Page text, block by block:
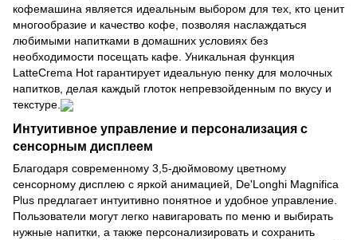
кофемашина является идеальным выбором для тех, кто ценит
многообразие и качество кофе, позволяя наслаждаться
любимыми напитками в домашних условиях без
необходимости посещать кафе. Уникальная функция
LatteCrema Hot гарантирует идеальную пенку для молочных
напитков, делая каждый глоток непревзойденным по вкусу и
текстуре.
Интуитивное управление и персонализация с
сенсорным дисплеем
Благодаря современному 3,5-дюймовому цветному
сенсорному дисплею с яркой анимацией, De'Longhi Magnifica
Plus предлагает интуитивно понятное и удобное управление.
Пользователи могут легко навигаровать по меню и выбирать
нужные напитки, а также персонализировать и сохранить